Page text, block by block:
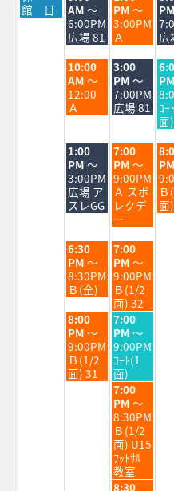
曜
日,
館 日
曜
日,
8
月
11th
2026
AM ～
6:00PM
広場 81
曜
日,
8
月
12th
2026
PM ～
3:00PM
Ａ
曜
日,
8
月
PM
広
火
曜
日,
8
月
2026
10:00
AM ～
12:00
Ａ
水
曜
日,
8
月
2026
3:00
PM ～
7:00PM
広場 81
木
曜
日,
8
月
PM
ｺｰ
面
火
曜
日,
8
月
11th
1:00
PM ～
3:00PM
広場 ア
スレGG
水
曜
日,
8
月
12th
2026
7:00
PM ～
9:00PM
Ａ スポ
レクデ
ー
木
曜
日,
8
月
PM
面
火
曜
日,
8
月
11th
2026
6:30
PM ～
8:30PM
Ｂ(全)
水
曜
日,
8
月
12th
2026
7:00
PM ～
9:00PM
Ｂ(1/2
面) 32
火
曜
日,
8
月
11th
8:00
PM ～
9:00PM
Ｂ(1/2
面) 31
水
曜
日,
8
月
12th
2026
7:00
PM ～
9:00PM
ｺｰﾄ(1
面)
水
曜
日,
8
月
12th
2026
7:00
PM ～
8:30PM
Ｂ(1/2
面) U15
ﾌｯﾄｻﾙ
教室
水
8:30